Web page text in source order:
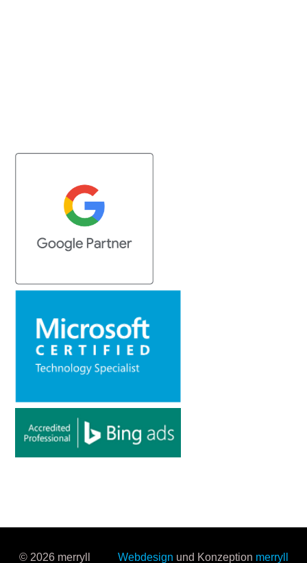
© 2026 merryll Webdesign und Konzeption merryll